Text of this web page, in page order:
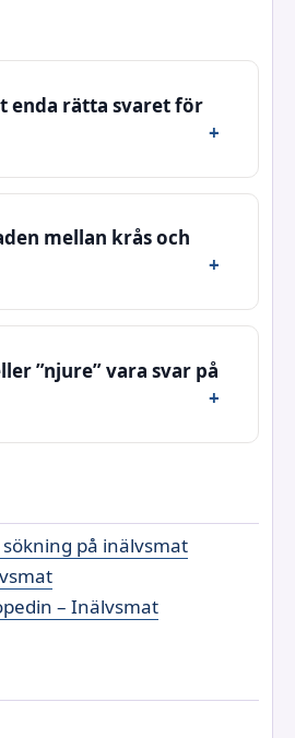
enda rätta svaret för
mellan krås och
”njure” vara svar på
på inälvsmat
– Inälvsmat